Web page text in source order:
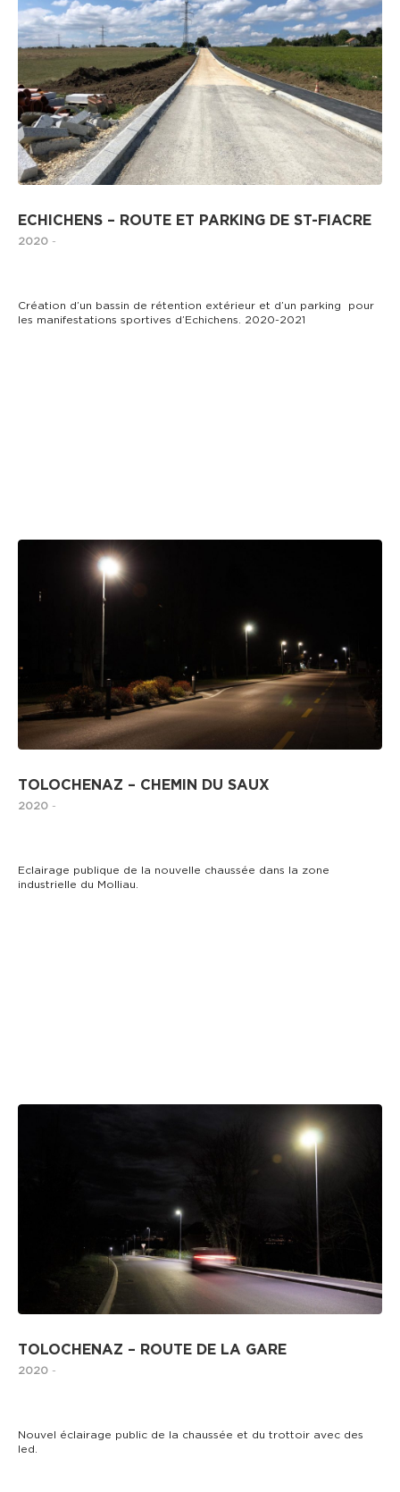
ECHICHENS – ROUTE ET PARKING DE ST-FIACRE
2020 -
Création d’un bassin de rétention extérieur et d’un parking pour
les manifestations sportives d’Echichens. 2020-2021
TOLOCHENAZ – CHEMIN DU SAUX
2020 -
Eclairage publique de la nouvelle chaussée dans la zone
industrielle du Molliau.
TOLOCHENAZ – ROUTE DE LA GARE
2020 -
Nouvel éclairage public de la chaussée et du trottoir avec des
led.